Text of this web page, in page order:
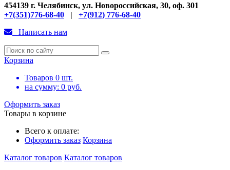
454139 г. Челябинск, ул. Новороссийская, 30, оф. 301
+7(351)776-68-40 | +7(912) 776-68-40
Написать нам
Корзина
Товаров 0 шт.
на сумму: 0 руб.
Оформить заказ
Товары в корзине
Всего к оплате:
Оформить заказ Корзина
Каталог товаров Каталог товаров